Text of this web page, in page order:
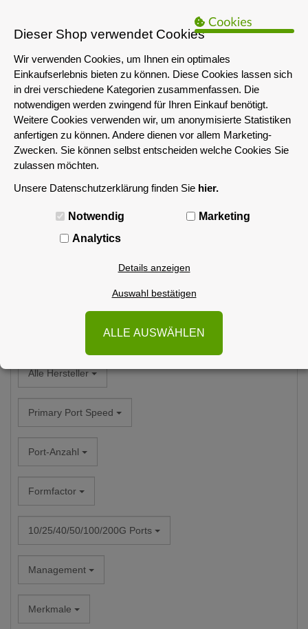
Das servershop-bayern.de Angebot richtet sich nur an
Unternehmen i.S.d. § 14 BGB sowie die öffentliche Hand. Ein Verkauf
an Privatpersonen ist nicht möglich.
MENÜ
Alle Hersteller
Primary Port Speed
Port-Anzahl
Formfactor
10/25/40/50/100/200G Ports
Management
Merkmale
Dieser Shop verwendet Cookies
Wir verwenden Cookies, um Ihnen ein optimales
Einkaufserlebnis bieten zu können. Diese Cookies lassen sich
in drei verschiedene Kategorien zusammenfassen. Die
notwendigen werden zwingend für Ihren Einkauf benötigt.
Weitere Cookies verwenden wir, um anonymisierte Statistiken
anfertigen zu können. Andere dienen vor allem Marketing-
Zwecken. Sie können selbst entscheiden welche Cookies Sie
zulassen möchten.
Unsere Datenschutzerklärung finden Sie hier.
Notwendig
Marketing
Analytics
Details anzeigen
Auswahl bestätigen
ALLE AUSWÄHLEN